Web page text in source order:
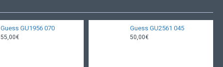
Guess GU1956 070
55,00€
Guess GU2561 045
50,00€